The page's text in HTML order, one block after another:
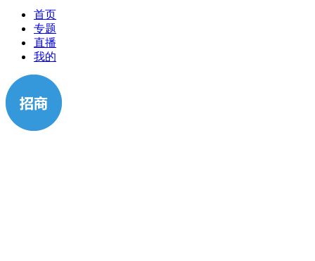
首页
专题
直播
我的